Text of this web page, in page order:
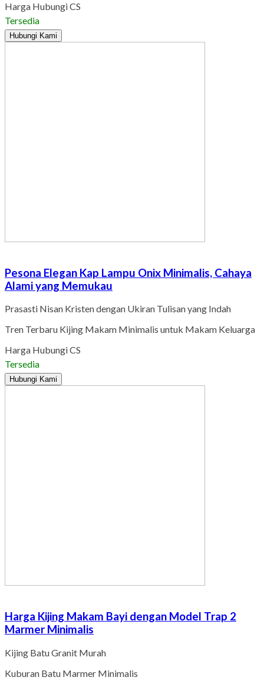
Harga Hubungi CS
Tersedia
Hubungi Kami
Pesona Elegan Kap Lampu Onix Minimalis, Cahaya
Alami yang Memukau
Prasasti Nisan Kristen dengan Ukiran Tulisan yang Indah
Tren Terbaru Kijing Makam Minimalis untuk Makam Keluarga
Harga Hubungi CS
Tersedia
Hubungi Kami
Harga Kijing Makam Bayi dengan Model Trap 2
Marmer Minimalis
Kijing Batu Granit Murah
Kuburan Batu Marmer Minimalis